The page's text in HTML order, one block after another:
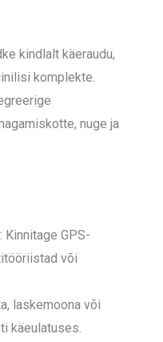
kindlalt käeraudu,
komplekte.
nuge ja
: Kinnitage GPS-
või
laskemoona või
käeulatuses.